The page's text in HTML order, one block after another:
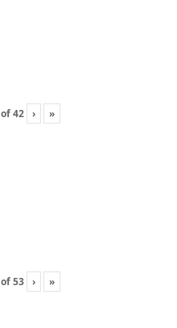
of42 › »
of53 › »